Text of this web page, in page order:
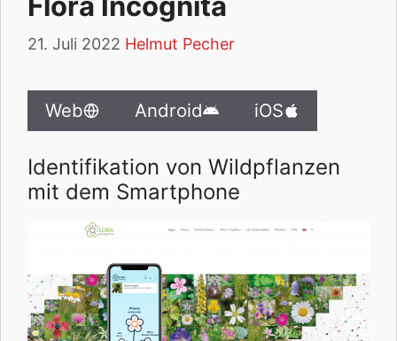
21. Juli 2022 Helmut Pecher
Web Android iOS
Identifikation von Wildpflanzen
mit dem Smartphone